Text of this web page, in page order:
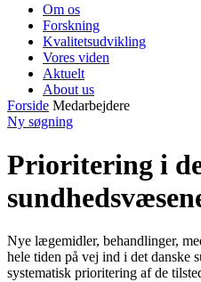
Om os
Forskning
Kvalitetsudvikling
Vores viden
Aktuelt
About us
Forside Medarbejdere
Ny søgning
Prioritering i
Nye lægemidler, behandlinger,
hele tiden på vej ind i det danske
systematisk prioritering af de